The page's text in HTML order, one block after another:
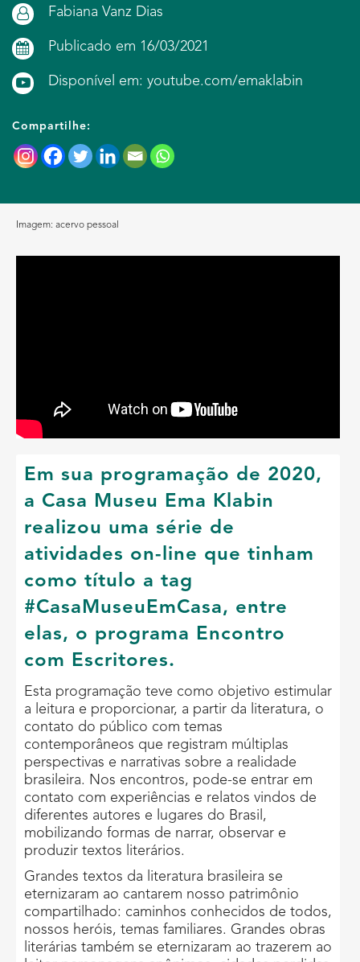
Fabiana Vanz Dias
Publicado em 16/03/2021
Disponível em: youtube.com/emaklabin
Compartilhe:
Imagem: acervo pessoal
Em sua programação de 2020,
a Casa Museu Ema Klabin
realizou uma série de
atividades on-line que tinham
como título a tag
#CasaMuseuEmCasa, entre
elas, o programa Encontro
com Escritores.
Esta programação teve como objetivo estimular
a leitura e proporcionar, a partir da literatura, o
contato do público com temas
contemporâneos que registram múltiplas
perspectivas e narrativas sobre a realidade
brasileira. Nos encontros, pode-se entrar em
contato com experiências e relatos vindos de
diferentes autores e lugares do Brasil,
mobilizando formas de narrar, observar e
produzir textos literários.
Grandes textos da literatura brasileira se
eternizaram ao cantarem nosso patrimônio
compartilhado: caminhos conhecidos de todos,
nossos heróis, temas familiares. Grandes obras
literárias também se eternizaram ao trazerem ao